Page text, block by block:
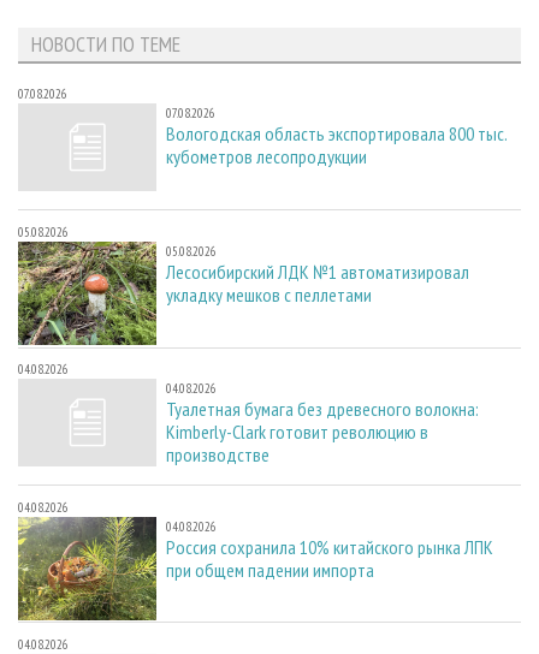
НОВОСТИ ПО ТЕМЕ
07.08.2026
07.08.2026
Вологодская область экспортировала 800 тыс.
кубометров лесопродукции
05.08.2026
05.08.2026
Лесосибирский ЛДК №1 автоматизировал
укладку мешков с пеллетами
04.08.2026
04.08.2026
Туалетная бумага без древесного волокна:
Kimberly-Clark готовит революцию в
производстве
04.08.2026
04.08.2026
Россия сохранила 10% китайского рынка ЛПК
при общем падении импорта
04.08.2026